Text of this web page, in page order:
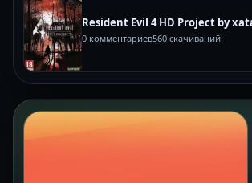
Resident Evil 4 HD Project by
0 комментариев560 скачиваний